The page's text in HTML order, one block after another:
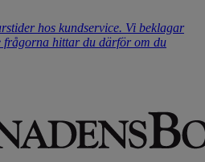
hos kundservice. Vi beklagar
frågorna hittar du därför om du